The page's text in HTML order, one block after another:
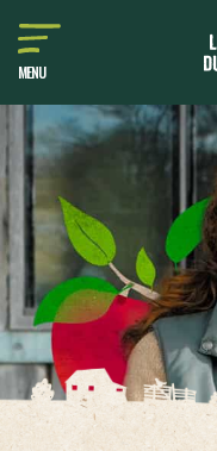
MENU